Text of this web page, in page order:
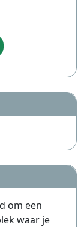
om een
waar je